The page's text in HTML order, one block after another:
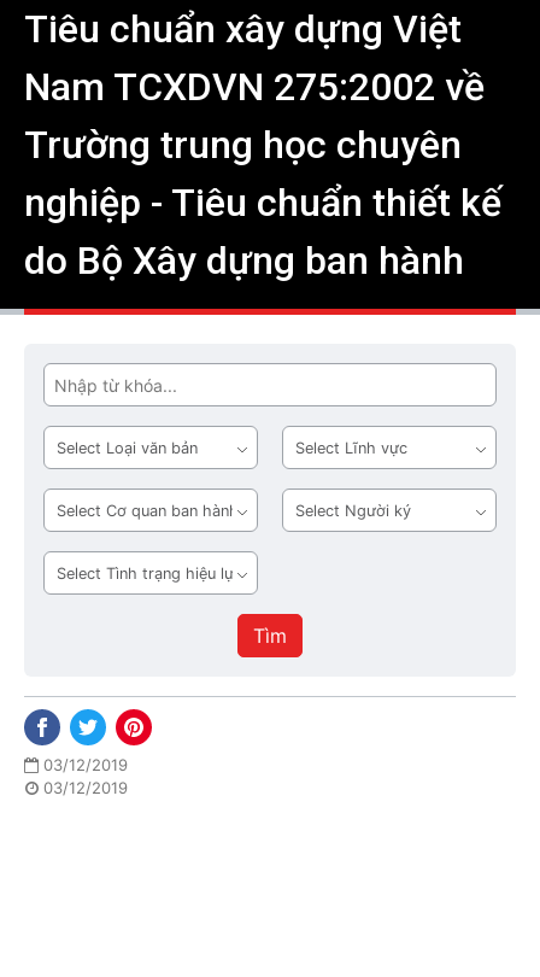
Tiêu chuẩn xây dựng Việt
Nam TCXDVN 275:2002 về
Trường trung học chuyên
nghiệp - Tiêu chuẩn thiết kế
do Bộ Xây dựng ban hành
Tìm
Loại
văn
bản
Lĩnh
vực
Cơ
quan
ban
hành
Người
ký
Tình
trạng
Tìm
03/12/2019
03/12/2019